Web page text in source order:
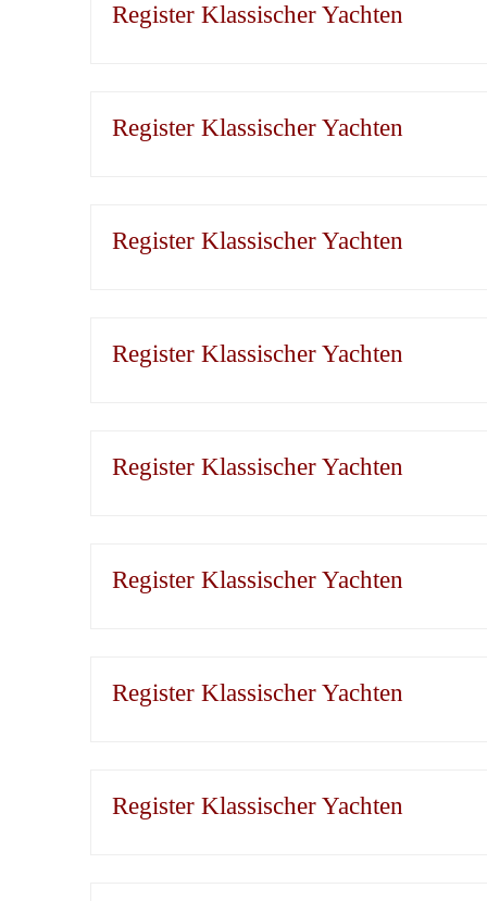
Register Klassischer Yachten
Register Klassischer Yachten
Register Klassischer Yachten
Register Klassischer Yachten
Register Klassischer Yachten
Register Klassischer Yachten
Register Klassischer Yachten
Register Klassischer Yachten